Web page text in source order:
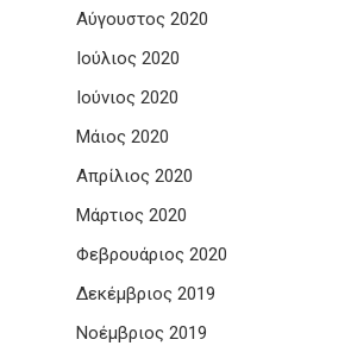
Αύγουστος 2020
Ιούλιος 2020
Ιούνιος 2020
Μάιος 2020
Απρίλιος 2020
Μάρτιος 2020
Φεβρουάριος 2020
Δεκέμβριος 2019
Νοέμβριος 2019